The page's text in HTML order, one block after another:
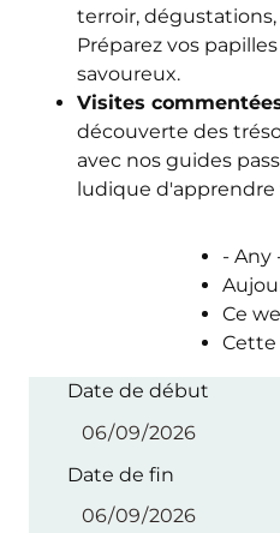
terroir,
Préparez vos
savoureux.
Visites
découverte des
avec nos guides
ludique
- Any
Ce
Cette
Date de début
Date de fin